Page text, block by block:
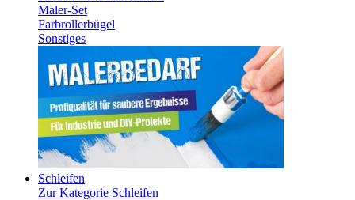
Maler-Set
Farbrollerbügel
Sonstiges
Schleifen
Zur Kategorie Schleifen